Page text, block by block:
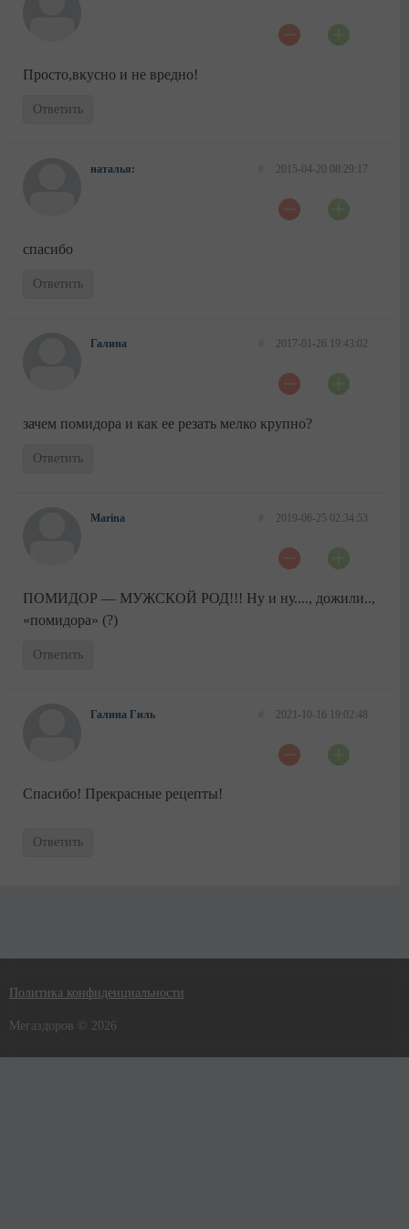
Просто,вкусно и не вредно!
Ответить
наталья: 2015-04-20 08:29:17
спасибо
Ответить
Галина 2017-01-26 19:43:02
зачем помидора и как ее резать мелко крупно?
Ответить
Marina 2019-06-25 02:34:53
ПОМИДОР — МУЖСКОЙ РОД!!! Ну и ну...., дожили..,
«помидора» (?)
Ответить
Галина Гиль 2021-10-16 19:02:48
Спасибо! Прекрасные рецепты!
Ответить
Политика конфиденциальности
Мегаздоров © 2026